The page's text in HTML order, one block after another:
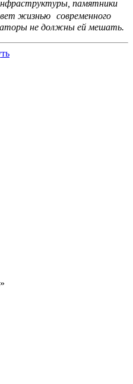
памятники
жизнью современного
не должны ей мешать.